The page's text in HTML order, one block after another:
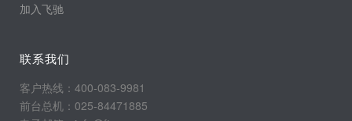
加入飞驰
联系我们
客户热线：400-083-9981
前台总机：025-84471885